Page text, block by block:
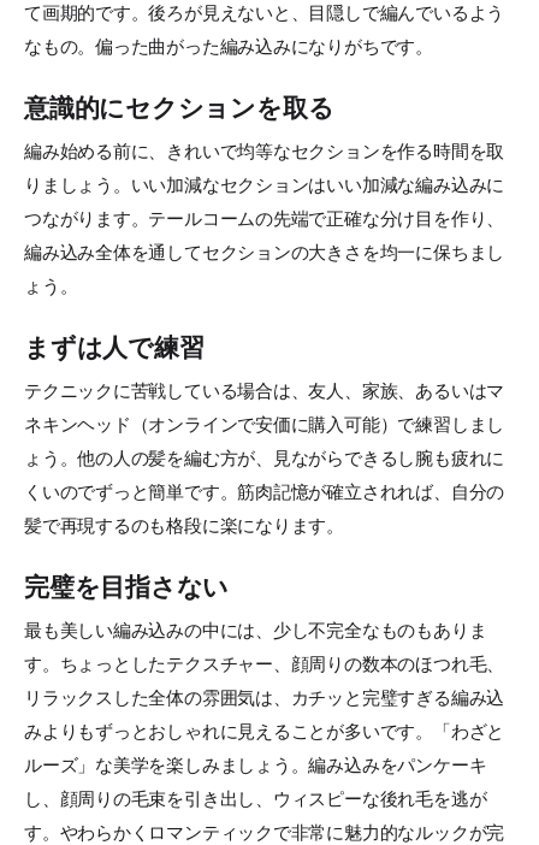
て画期的です。後ろが見えないと、目隠しで編んでいるよう
なもの。偏った曲がった編み込みになりがちです。
意識的にセクションを取る
編み始める前に、きれいで均等なセクションを作る時間を取
りましょう。いい加減なセクションはいい加減な編み込みに
つながります。テールコームの先端で正確な分け目を作り、
編み込み全体を通してセクションの大きさを均一に保ちまし
ょう。
まずは人で練習
テクニックに苦戦している場合は、友人、家族、あるいはマ
ネキンヘッド（オンラインで安価に購入可能）で練習しまし
ょう。他の人の髪を編む方が、見ながらできるし腕も疲れに
くいのでずっと簡単です。筋肉記憶が確立されれば、自分の
髪で再現するのも格段に楽になります。
完璧を目指さない
最も美しい編み込みの中には、少し不完全なものもありま
す。ちょっとしたテクスチャー、顔周りの数本のほつれ毛、
リラックスした全体の雰囲気は、カチッと完璧すぎる編み込
みよりもずっとおしゃれに見えることが多いです。「わざと
ルーズ」な美学を楽しみましょう。編み込みをパンケーキ
し、顔周りの毛束を引き出し、ウィスピーな後れ毛を逃が
す。やわらかくロマンティックで非常に魅力的なルックが完